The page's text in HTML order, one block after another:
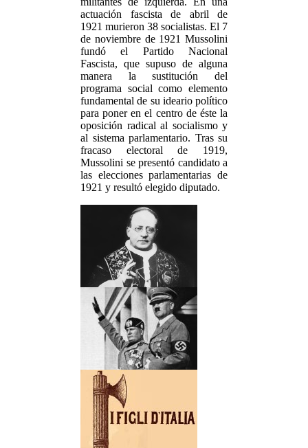
actuación fascista de abril de
1921 murieron 38 socialistas. El 7
de noviembre de 1921 Mussolini
fundó el Partido Nacional
Fascista, que supuso de alguna
manera la sustitución del
programa social como elemento
fundamental de su ideario político
para poner en el centro de éste la
oposición radical al socialismo y
al sistema parlamentario. Tras su
fracaso electoral de 1919,
Mussolini se presentó candidato a
las elecciones parlamentarias de
1921 y resultó elegido diputado.